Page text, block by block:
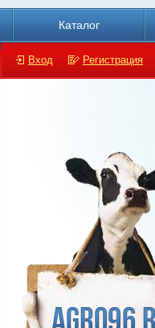
Каталог
Вход Регистрация